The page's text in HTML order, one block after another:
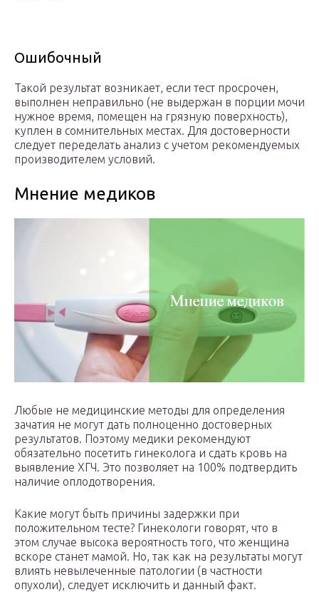
Ошибочный
Такой результат возникает, если тест просрочен,
выполнен неправильно (не выдержан в порции мочи
нужное время, помещен на грязную поверхность),
куплен в сомнительных местах. Для достоверности
следует переделать анализ с учетом рекомендуемых
производителем условий.
Мнение медиков
Любые не медицинские методы для определения
зачатия не могут дать полноценно достоверных
результатов. Поэтому медики рекомендуют
обязательно посетить гинеколога и сдать кровь на
выявление ХГЧ. Это позволяет на 100% подтвердить
наличие оплодотворения.
Какие могут быть причины задержки при
положительном тесте? Гинекологи говорят, что в
этом случае высока вероятность того, что женщина
вскоре станет мамой. Но, так как на результаты могут
влиять невылеченные патологии (в частности
опухоли), следует исключить и данный факт.